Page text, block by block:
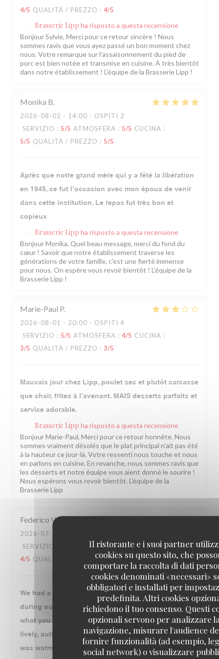
Il ristorante e i suoi partner
cookies su questo sito, che
comportare la raccolta di dati
cookies denominati «necessari»
obbligatori e installati per
predefinita. Altri cookies
richiedono il tuo consenso. Questi
opzionali servono per analizzare
navigazione, misurare l'audience
fornire funzionalità (ad esempio,
social network) o visualizzare
4/5 QUALITÀ / PREZZO : 4/5
Brasserie Lipp ha risposto a questa recensione
Bonjour Sylvie, Merci pour ce retour sincère ! Nous
sommes ravis que vous ayez passé un bon moment chez
nous. Votre remarque sur l'assaisonnement du pied de
porc est bien notée et transmise en cuisine. À très bientôt
dans notre établissement ! L'équipe de la Brasserie Lipp !
Monika B
2026-08-02 - 14:00 - OSPITI 2
SERVIZIO : 5/5 ATMOSFERA : 5/5 CUCINA :
5/5 QUALITÀ / PREZZO : 5/5
Après que notre grand mère qui y a fêté la libération
en 1945, ce fut l’occasion avec mon époux de venir
dans cette institution. Le repas fut très bon et
copieux
Brasserie Lipp ha risposto a questa recensione
Bonjour Monika, Quel beau message, merci du fond du
cœur ! Savoir que notre établissement traverse les
générations de votre famille, c'est une fierté immense
pour nous. On espère vous revoir bientôt ! L'équipe de la
Brasserie Lipp !
Marie-Paul P
2026-08-01 - 20:00 - OSPITI 4
SERVIZIO : 5/5 ATMOSFERA : 4/5 CUCINA :
3/5 QUALITÀ / PREZZO : 3/5
Mauvais jour chez Lipp, poulet sec et plutôt carcasse
que chair, frites à l’avenant. MAIS desserts parfaits et
service adorable.
Brasserie Lipp ha risposto a questa recensione
Bonjour Marie-Paul, Merci pour ce retour honnête. Nous
sommes vraiment désolés que le plat principal n'ait pas été
à la hauteur ce jour-là. Votre ressenti nous touche et nous
en parlons en cuisine. En revanche, nous sommes ravis que
les desserts et notre équipe vous aient donné le sourire !
Nous espérons vous revoir bientôt. L'équipe de la
Brasserie Lipp
Federico V
2026-07-30
SERVIZIO
ATMOSFERA: 4/5 CUCINA:
4/5 QUALITÀ / PREZZO: 4/5
We had a very enjoyable dinner at Brasserie Lipp
during our visit to Paris. The atmosphere is exactly
what you expect from a historic Parisian brasserie:
lively, authentic, and full of character. The service
was warm, attentive, and professional throughout the